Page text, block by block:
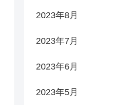
2023年8月
2023年7月
2023年6月
2023年5月